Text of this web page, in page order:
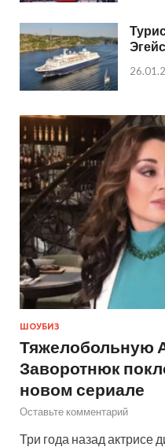
ШОУБИЗ
Тяжелобольную
Заворотнюк
новом сериале
Оставьте комментарий
Три года назад актрисе